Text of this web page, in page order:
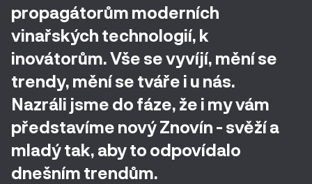
propagátorům moderních
vinařských technologií, k
inovátorům. Vše se vyvíjí, mění se
trendy, mění se tváře i u nás.
Nazráli jsme do fáze, že i my vám
představíme nový Znovín - svěží a
mladý tak, aby to odpovídalo
dnešním trendům.